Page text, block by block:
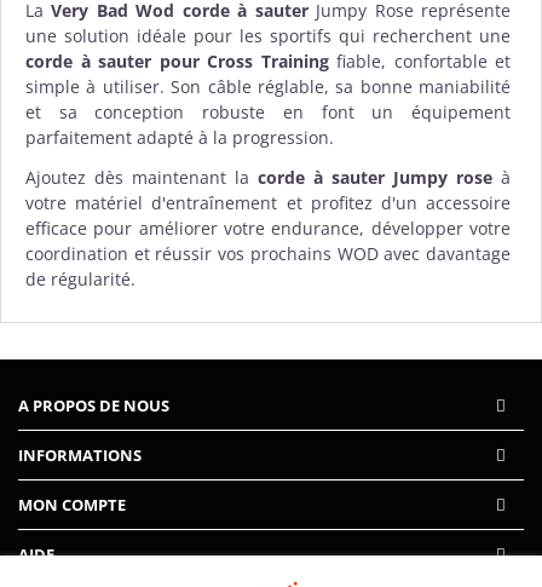
LaVery Bad Wod corde à sauterJumpy Rose représente
une solution idéale pour les sportifs qui recherchent une
corde à sauter pour Cross Trainingfiable, confortable et
simple à utiliser. Son câble réglable, sa bonne maniabilité
et sa conception robuste en font un équipement
parfaitement adapté à la progression.
Ajoutez dès maintenant la corde à sauter Jumpy rose à
votre matériel d'entraînement et profitez d'un accessoire
efficace pour améliorer votre endurance, développer votre
coordination et réussir vos prochains WOD avec davantage
de régularité.
A PROPOS DE NOUS
INFORMATIONS
MON COMPTE
AIDE